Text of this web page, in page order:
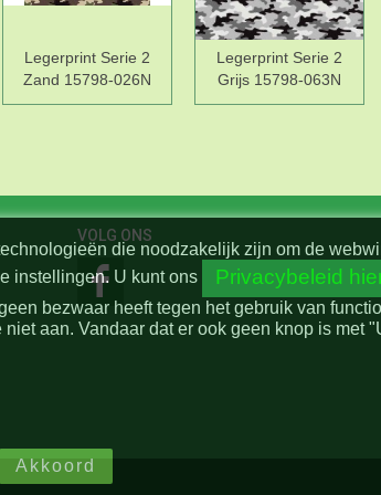
Legerprint Serie 2
Zand 15798-026N
Legerprint Serie 2
Grijs 15798-063N
VOLG ONS
die noodzakelijk zijn om de
instellingen. U kunt ons Privacybeleid
bezwaar heeft tegen het gebruik van
aan. Vandaar dat er ook geen knop is met
Akkoord